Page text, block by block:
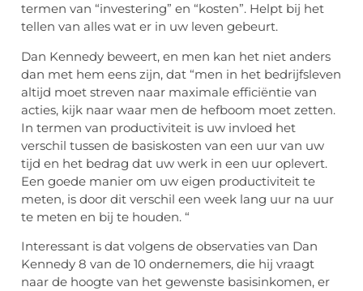
termen van “investering” en “kosten”. Helpt bij het
tellen van alles wat er in uw leven gebeurt.
Dan Kennedy beweert, en men kan het niet anders
dan met hem eens zijn, dat “men in het bedrijfsleven
altijd moet streven naar maximale efficiëntie van
acties, kijk naar waar men de hefboom moet zetten.
In termen van productiviteit is uw invloed het
verschil tussen de basiskosten van een uur van uw
tijd en het bedrag dat uw werk in een uur oplevert.
Een goede manier om uw eigen productiviteit te
meten, is door dit verschil een week lang uur na uur
te meten en bij te houden. “
Interessant is dat volgens de observaties van Dan
Kennedy 8 van de 10 ondernemers, die hij vraagt ​​
naar de hoogte van het gewenste basisinkomen, er